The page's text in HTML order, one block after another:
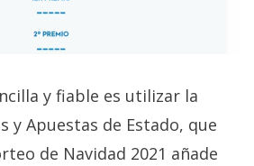
y fiable es utilizar la
y Apuestas de Estado, que
de Navidad 2021 añade